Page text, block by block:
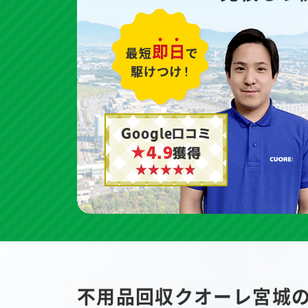
Google口コミ
★4.9獲得
不用品回収クオーレ宮城